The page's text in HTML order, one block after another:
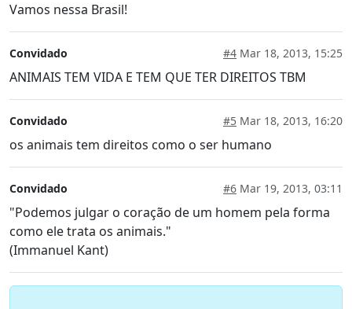
Vamos nessa Brasil!
Convidado #4 Mar 18, 2013, 15:25
ANIMAIS TEM VIDA E TEM QUE TER DIREITOS TBM
Convidado #5 Mar 18, 2013, 16:20
os animais tem direitos como o ser humano
Convidado #6 Mar 19, 2013, 03:11
"Podemos julgar o coração de um homem pela forma
como ele trata os animais."
(Immanuel Kant)